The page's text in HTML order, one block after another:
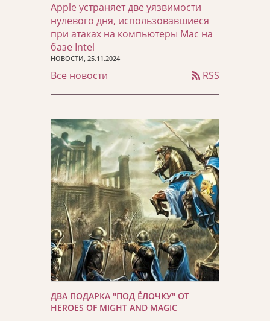
Apple устраняет две уязвимости
нулевого дня, использовавшиеся
при атаках на компьютеры Mac на
базе Intel
НОВОСТИ, 25.11.2024
Все новости RSS
ДВА ПОДАРКА "ПОД ЁЛОЧКУ" ОТ
HEROES OF MIGHT AND MAGIC